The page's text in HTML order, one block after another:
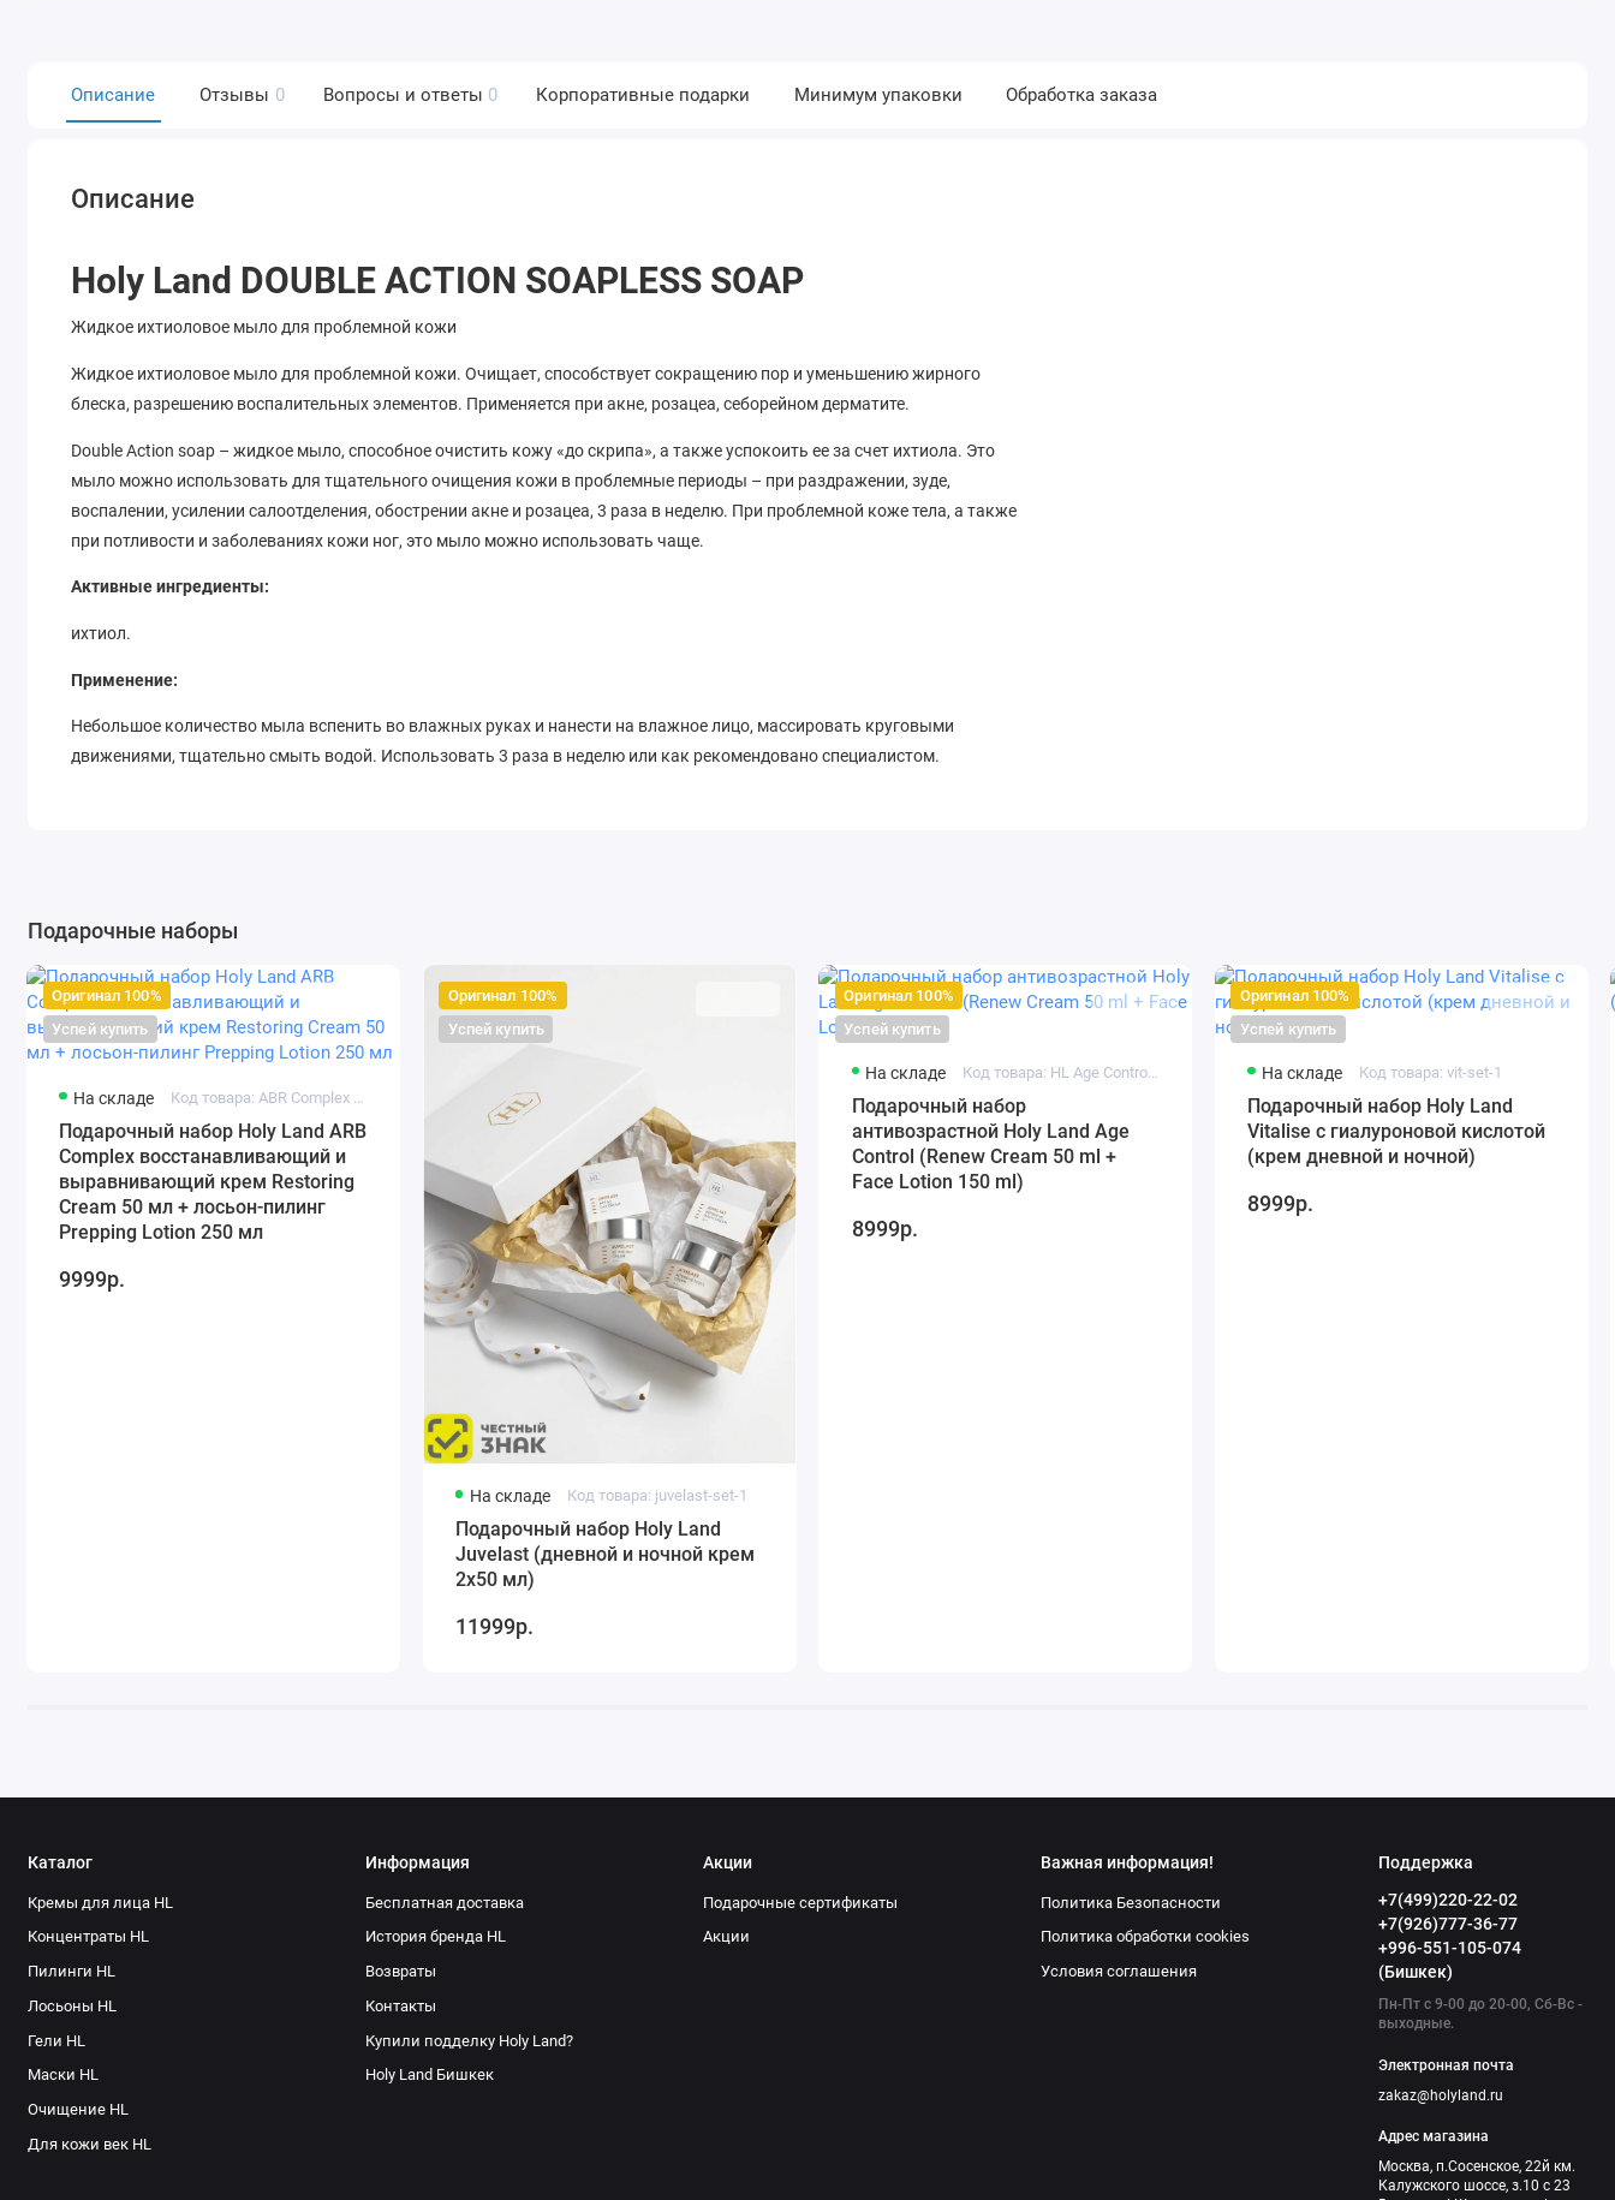
Описание Отзывы 0 Вопросы и ответы 0 Корпоративные подарки Минимум упаковки Обработка заказа
Описание
Holy Land DOUBLE ACTION SOAPLESS SOAP
Жидкое ихтиоловое мыло для проблемной кожи
Жидкое ихтиоловое мыло для проблемной кожи. Очищает, способствует сокращению пор и уменьшению жирного
блеска, разрешению воспалительных элементов. Применяется при акне, розацеа, себорейном дерматите.
Double Action soap – жидкое мыло, способное очистить кожу «до скрипа», а также успокоить ее за счет ихтиола. Это
мыло можно использовать для тщательного очищения кожи в проблемные периоды – при раздражении, зуде,
воспалении, усилении салоотделения, обострении акне и розацеа, 3 раза в неделю. При проблемной коже тела, а также
при потливости и заболеваниях кожи ног, это мыло можно использовать чаще.
Активные ингредиенты:
ихтиол.
Применение:
Небольшое количество мыла вспенить во влажных руках и нанести на влажное лицо, массировать круговыми
движениями, тщательно смыть водой. Использовать 3 раза в неделю или как рекомендовано специалистом.
Подарочные наборы
Оригинал 100%
Успей купить
На складе
Подарочный набор Holy Land ARB
Complex восстанавливающий и
выравнивающий крем Restoring
Cream 50 мл + лосьон-пилинг
Prepping Lotion 250 мл
9999р.
Оригинал 100%
Успей купить
На складе Код товара: juvelast-set-1
Подарочный набор Holy Land
Juvelast (дневной и ночной крем
2х50 мл)
11999р.
Оригинал 100%
Успей купить
На складе
Подарочный набор
антивозрастной Holy Land Age
Control (Renew Cream 50 ml +
Face Lotion 150 ml)
8999р.
Оригинал 100%
Успей купить
На складе Код товара: vit-set-1
Подарочный набор Holy Land
Vitalise с гиалуроновой кислотой
(крем дневной и ночной)
8999р.
Каталог
Кремы для лица HL
Концентраты HL
Пилинги HL
Лосьоны HL
Гели HL
Маски HL
Очищение HL
Для кожи век HL
Информация
Бесплатная доставка
История бренда HL
Возвраты
Контакты
Купили подделку Holy Land?
Holy Land Бишкек
Акции
Подарочные сертификаты
Акции
Важная информация!
Политика Безопасности
Политика обработки cookies
Условия соглашения
Поддержка
+7(499)220-22-02
+7(926)777-36-77
+996-551-105-074
(Бишкек)
Пн-Пт с 9-00 до 20-00, Сб-Вс -
выходные.
Электронная почта
zakaz@holyland.ru
Адрес магазина
Москва, п.Сосенское, 22й км.
Калужского шоссе, з.10 с 23